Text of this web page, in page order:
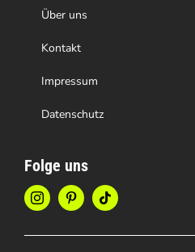
Über uns
Kontakt
Impressum
Datenschutz
Folge uns